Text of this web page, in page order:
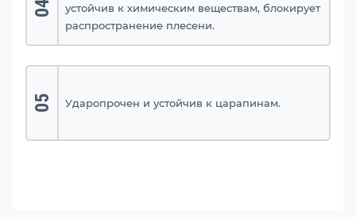
04
устойчив к химическим веществам, блокирует
распространение плесени.
05 Ударопрочен и устойчив к царапинам.